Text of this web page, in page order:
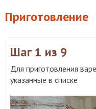
Приготовление
Шаг 1 из 9
Для приготовления
указанные в списке